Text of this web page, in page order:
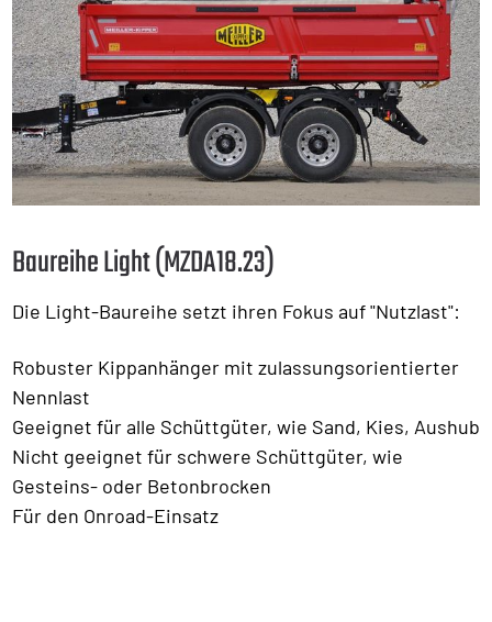
Baureihe Light (MZDA18.23)
Die Light-Baureihe setzt ihren Fokus auf "Nutzlast":
Robuster Kippanhänger mit zulassungsorientierter
Nennlast
Geeignet für alle Schüttgüter, wie Sand, Kies, Aushub
Nicht geeignet für schwere Schüttgüter, wie
Gesteins- oder Betonbrocken
Für den Onroad-Einsatz